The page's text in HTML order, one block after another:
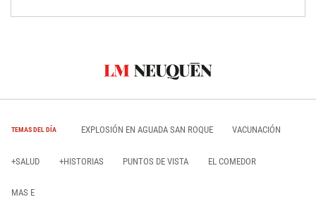
TEMAS DEL DÍA EXPLOSIÓN EN AGUADA SAN ROQUE VACUNACIÓN
+SALUD +HISTORIAS PUNTOS DE VISTA EL COMEDOR
MAS E